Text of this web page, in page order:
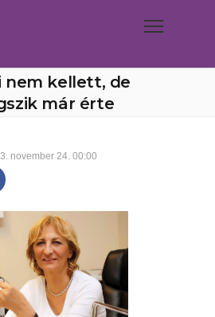
nem kellett, de
már érte
november 24. 00:00